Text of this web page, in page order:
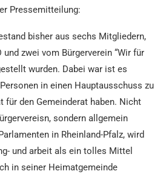
Pressemitteilung:
bisher aus sechs Mitgliedern,
zwei vom Bürgerverein “Wir für
wurden. Dabei war ist es
in einen Hauptausschuss zu
für den Gemeinderat haben. Nicht
sondern allgemein
in Rheinland-Pfalz, wird
und arbeit als ein tolles Mittel
in seiner Heimatgemeinde